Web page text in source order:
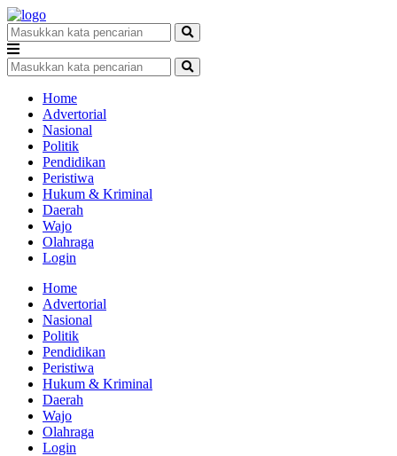
Home
Advertorial
Nasional
Politik
Pendidikan
Peristiwa
Hukum & Kriminal
Daerah
Wajo
Olahraga
Login
Home
Advertorial
Nasional
Politik
Pendidikan
Peristiwa
Hukum & Kriminal
Daerah
Wajo
Olahraga
Login